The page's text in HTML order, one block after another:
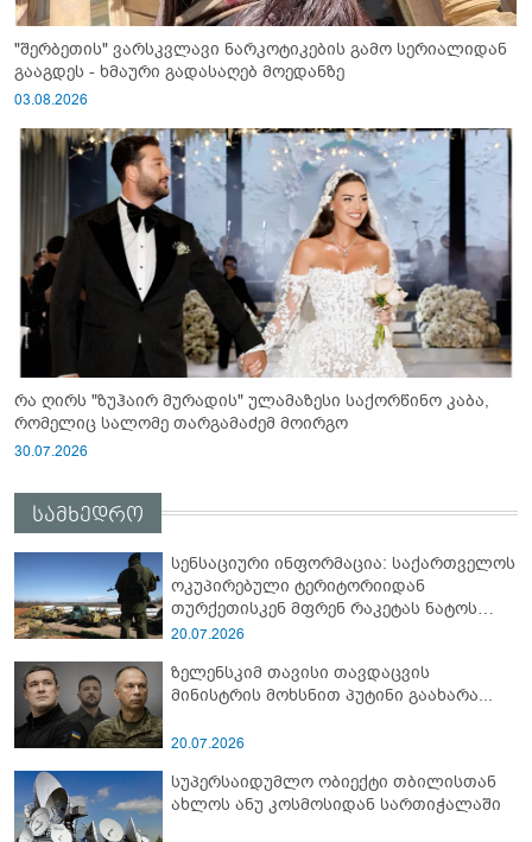
"შერბეთის" ვარსკვლავი ნარკოტიკების გამო სერიალიდან
გააგდეს - ხმაური გადასაღებ მოედანზე
03.08.2026
რა ღირს "ზუჰაირ მურადის" ულამაზესი საქორწინო კაბა,
რომელიც სალომე თარგამაძემ მოირგო
30.07.2026
სამხედრო
სენსაციური ინფორმაცია: საქართველოს
ოკუპირებული ტერიტორიიდან
თურქეთისკენ მფრენ რაკეტას ნატოს
სამიტი კინაღამ ჩაუშლია
20.07.2026
ზელენსკიმ თავისი თავდაცვის
მინისტრის მოხსნით პუტინი გაახარა...
20.07.2026
სუპერსაიდუმლო ობიექტი თბილისთან
ახლოს ანუ კოსმოსიდან სართიჭალაში